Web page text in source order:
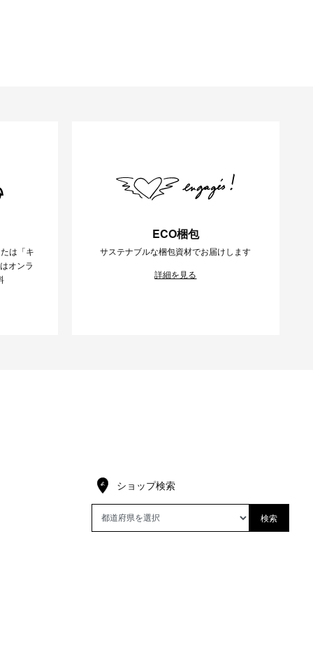
は「キ
オンラ
ECO梱包
サステナブルな梱包資材でお届けします
詳細を見る
ショップ検索
検索